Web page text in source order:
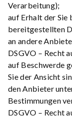
Verarbeitung);
auf Erhalt der Sie
bereitgestellten
an andere
DSGVO – Recht
auf Beschwerde
Sie der Ansicht
den Anbieter
Bestimmungen
DSGVO – Recht